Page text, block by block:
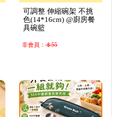
可調整 伸縮碗架 不挑
色(14*16cm) @廚房餐
具碗籃
非會員：＄55